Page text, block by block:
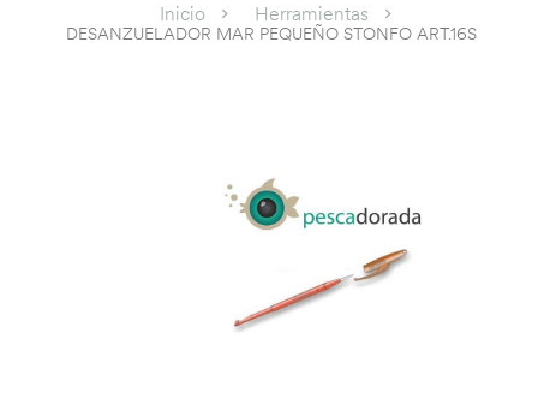
Inicio Herramientas
DESANZUELADOR MAR PEQUEÑO STONFO ART.16S